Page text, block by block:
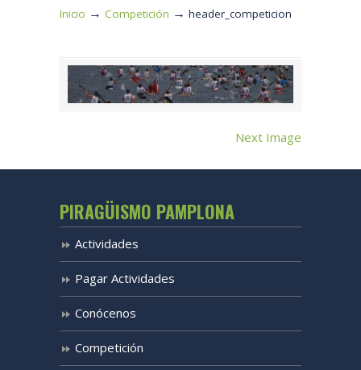
Inicio → Competición → header_competicion
Next Image
PIRAGÜISMO PAMPLONA
Actividades
Pagar Actividades
Conócenos
Competición